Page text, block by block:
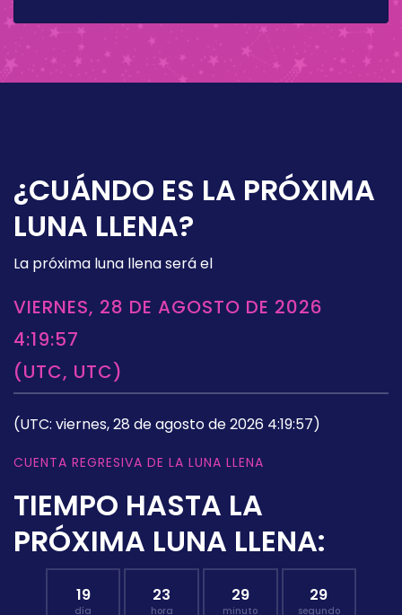
¿CUÁNDO ES LA PRÓXIMA
LUNA LLENA?
La próxima luna llena será el
VIERNES, 28 DE AGOSTO DE 2026
4:19:57
(UTC, UTC)
(UTC: viernes, 28 de agosto de 2026 4:19:57)
CUENTA REGRESIVA DE LA LUNA LLENA
TIEMPO HASTA LA
PRÓXIMA LUNA LLENA:
19
día
23
hora
29
minuto
28
segundo